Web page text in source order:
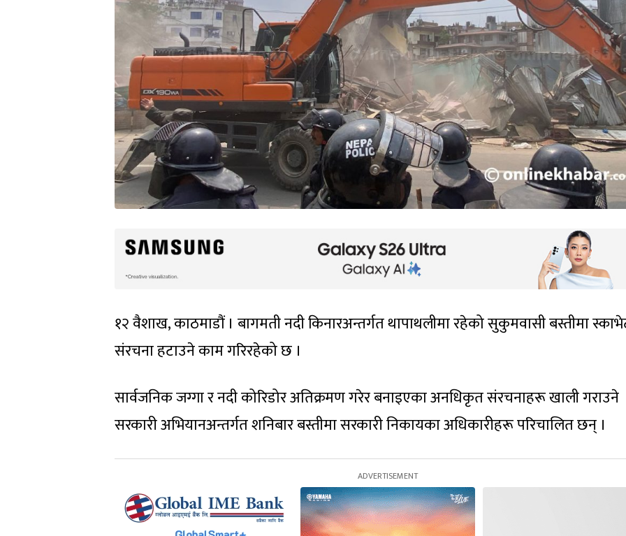
१२ वैशाख, काठमाडौं । बागमती नदी किनारअन्तर्गत थापाथलीमा रहेको सुकुमवासी बस्तीमा
संरचना हटाउने काम गरिरहेको छ ।
सार्वजनिक जग्गा र नदी कोरिडोर अतिक्रमण गरेर बनाइएका अनधिकृत संरचनाहरू खाली गराउने
सरकारी अभियानअन्तर्गत शनिबार बस्तीमा सरकारी निकायका अधिकारीहरू परिचालित छन् ।